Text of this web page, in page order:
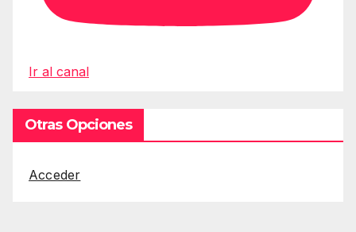
Ir al canal
Otras Opciones
Acceder